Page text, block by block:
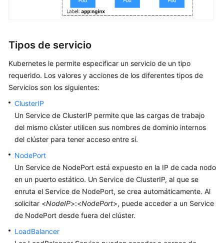
Configuración
red
de
clúster
Configuración
acceso
dentro
de
la
a
redes
públicas
desde
un
contenedor
Tipos de servicio
Kubernetes le permite especificar un servicio de un tipo
requerido. Los valores y acciones de los diferentes tipos de
Servicios son los siguientes:
ClusterIP
Un Service de ClusterIP permite que las cargas de trabajo
del mismo clúster utilicen sus nombres de dominio internos
del clúster para tener acceso entre sí.
NodePort
Un Service de NodePort está expuesto en la IP de cada nodo
en un puerto estático. Un Service de ClusterIP, al que se
enruta el Service de NodePort, se crea automáticamente. Al
solicitar <NodeIP>:<NodePort>, puede acceder a un Service
de NodePort desde fuera del clúster.
LoadBalancer